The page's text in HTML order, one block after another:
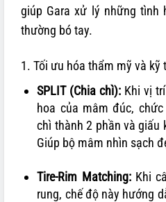
giúp Gara xử lý những tình
thường bó tay.
1. Tối ưu hóa thẩm mỹ và kỹ
SPLIT (Chia chì): Khi vị
hoa của mâm đúc,
chì thành 2 phần và giấu
Giúp bộ mâm nhìn sạch
Tire-Rim Matching:Khi
rung, chế độ này hướng